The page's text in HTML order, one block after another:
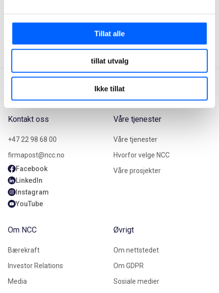
Tillat alle
tillat utvalg
Ikke tillat
Kontrakt:79 millioner kroner
Aursand og Spangen AS
Kontakt oss
+47 22 98 68 00
firmapost@ncc.no
Facebook
LinkedIn
Instagram
YouTube
Våre tjenester
Våre tjenester
Hvorfor velge NCC
Våre prosjekter
Om NCC
Bærekraft
Investor Relations
Media
Øvrigt
Om nettstedet
Om GDPR
Sosiale medier